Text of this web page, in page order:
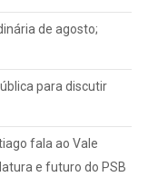
de agosto;
para discutir
fala ao Vale
e futuro do PSB